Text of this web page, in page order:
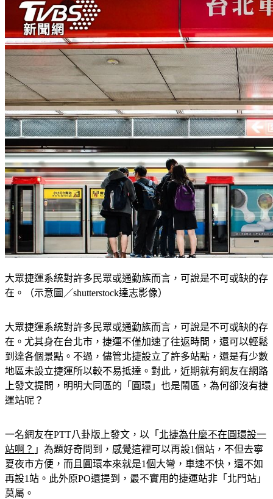
大眾捷運系統對許多民眾或通勤族而言，可說是不可或缺的存
在。（示意圖／shutterstock達志影像）
大眾捷運系統對許多民眾或通勤族而言，可說是不可或缺的存
在。尤其身在台北市，捷運不僅加速了往返時間，還可以輕鬆
到達各個景點。不過，儘管北捷設立了許多站點，還是有少數
地區未設立捷運所以較不易抵達。對此，近期就有網友在網路
上發文提問，明明大同區的「圓環」也是鬧區，為何卻沒有捷
運站呢？
一名網友在PTT八卦版上發文，以「 北捷為什麼不在圓環設一
站啊？ 」為題好奇問到，感覺這裡可以再設1個站，不但去寧
夏夜市方便，而且圓環本來就是1個大彎，車速不快，還不如
再設1站。此外原PO還提到，最不實用的捷運站非「北門站」
莫屬。